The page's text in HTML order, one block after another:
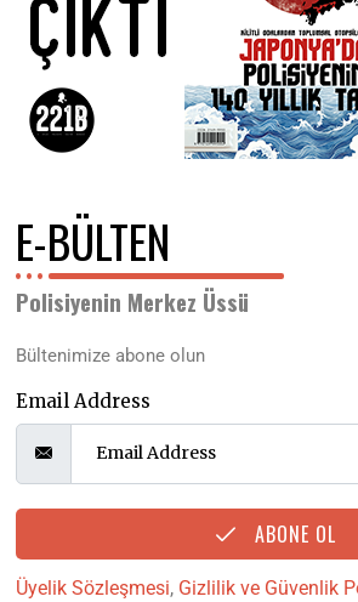
E-BÜLTEN
Polisiyenin Merkez Üssü
Bültenimize abone olun
Email Address
ABONE OL
Üyelik Sözleşmesi, Gizlilik ve Güvenlik